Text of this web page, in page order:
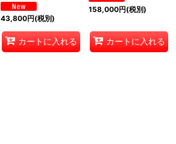
43,800円(税別)
カートに入れる
158,000円(税別)
カートに入れる